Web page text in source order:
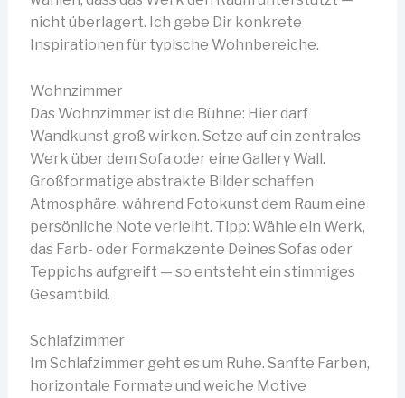
nicht überlagert. Ich gebe Dir konkrete
Inspirationen für typische Wohnbereiche.
Wohnzimmer
Das Wohnzimmer ist die Bühne: Hier darf
Wandkunst groß wirken. Setze auf ein zentrales
Werk über dem Sofa oder eine Gallery Wall.
Großformatige abstrakte Bilder schaffen
Atmosphäre, während Fotokunst dem Raum eine
persönliche Note verleiht. Tipp: Wähle ein Werk,
das Farb- oder Formakzente Deines Sofas oder
Teppichs aufgreift — so entsteht ein stimmiges
Gesamtbild.
Schlafzimmer
Im Schlafzimmer geht es um Ruhe. Sanfte Farben,
horizontale Formate und weiche Motive